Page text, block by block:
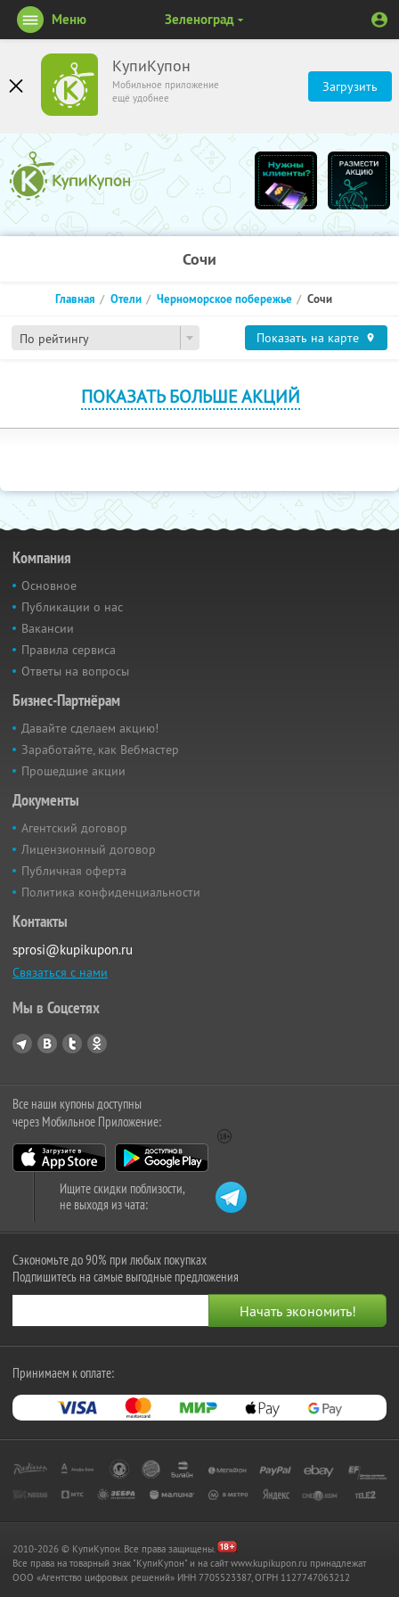
КупиКупон
Мобильное приложение
ещё удобнее
Загрузить
Меню Зеленоград
Сочи
По рейтингу
Главная Отели Черноморское побережье Сочи
Показать на карте
ПОКАЗАТЬ БОЛЬШЕ АКЦИЙ
Компания
Основное
Публикации о нас
Вакансии
Правила сервиса
Ответы на вопросы
Бизнес-Партнёрам
Давайте сделаем акцию!
Заработайте, как Вебмастер
Прошедшие акции
Документы
Агентский договор
Лицензионный договор
Публичная оферта
Политика конфиденциальности
Контакты
sprosi@kupikupon.ru
Связаться с нами
Мы в Соцсетях
Все наши купоны доступны
через Мобильное Приложение:
Ищите скидки поблизости,
не выходя из чата:
Сэкономьте до 90% при любых покупках
Подпишитесь на самые выгодные предложения
Принимаем к оплате:
2010-2026 © КупиКупон. Все права защищены.
Все права на товарный знак "КупиКупон" и на сайт www.kupikupon.ru принадлежат
OOO «Агентство цифровых решений» ИНН 7705523387, ОГРН 1127747063212